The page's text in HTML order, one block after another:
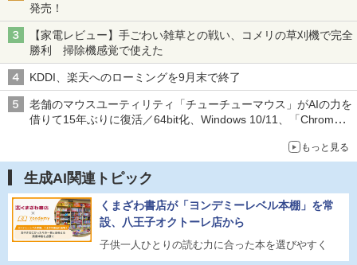
発売！
【家電レビュー】手ごわい雑草との戦い、コメリの草刈機で完全
勝利 掃除機感覚で使えた
KDDI、楽天へのローミングを9月末で終了
老舗のマウスユーティリティ「チューチューマウス」がAIの力を
借りて15年ぶりに復活／64bit化、Windows 10/11、「Chrome」
もっと見る
生成AI関連トピック
くまざわ書店が「ヨンデミーレベル本棚」を常
設、八王子オクトーレ店から
子供一人ひとりの読む力に合った本を選びやすく